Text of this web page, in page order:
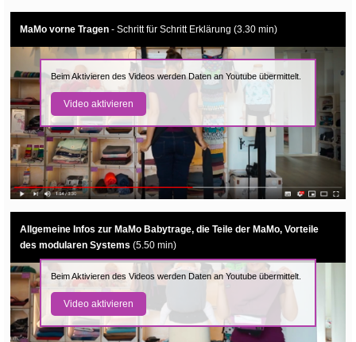
MaMo vorne Tragen - Schritt für Schritt Erklärung (3.30 min)
Beim Aktivieren des Videos werden Daten an Youtube übermittelt.
Video aktivieren
Allgemeine Infos zur MaMo Babytrage, die Teile der MaMo, Vorteile
des modularen Systems (5.50 min)
Beim Aktivieren des Videos werden Daten an Youtube übermittelt.
Video aktivieren